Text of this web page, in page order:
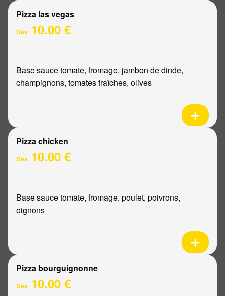
Pizza las vegas
Dès 10.00 €
Base sauce tomate, fromage, jambon de dinde,
champignons, tomates fraîches, olives
Pizza chicken
Dès 10.00 €
Base sauce tomate, fromage, poulet, poivrons,
oignons
Pizza bourguignonne
Dès 10.00 €